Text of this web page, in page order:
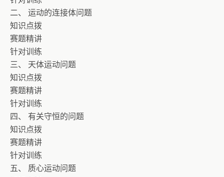
二、 运动的连接体问题
知识点拨
赛题精讲
针对训练
三、 天体运动问题
知识点拨
赛题精讲
针对训练
四、 有关守恒的问题
知识点拨
赛题精讲
针对训练
五、 质心运动问题